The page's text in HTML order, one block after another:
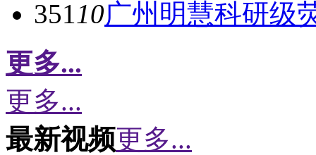
35110广州明慧科研级
更多...
更多...
最新视频更多...